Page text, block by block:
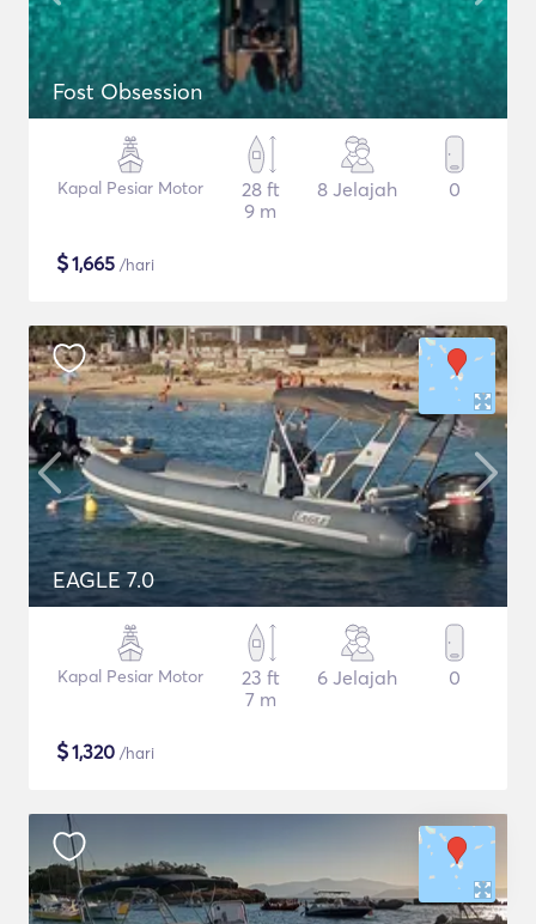
Fost Obsession
Kapal Pesiar Motor
28 ft
9 m
8 Jelajah 0
$1,665 /hari
EAGLE 7.0
Kapal Pesiar Motor
23 ft
7 m
6 Jelajah 0
$1,320 /hari